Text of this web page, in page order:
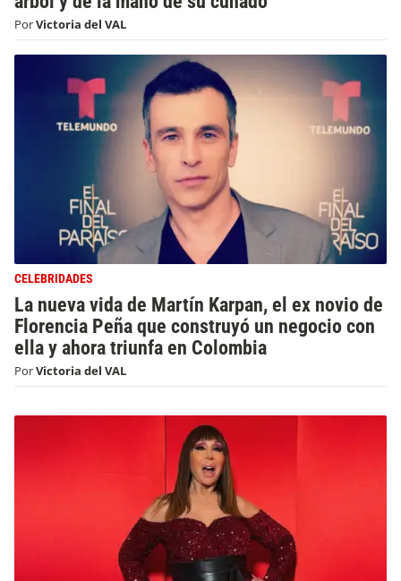
PorVictoria del VAL
CELEBRIDADES
La nueva vida de Martín Karpan, el ex novio de
Florencia Peña que construyó un negocio con
ella y ahora triunfa en Colombia
PorVictoria del VAL